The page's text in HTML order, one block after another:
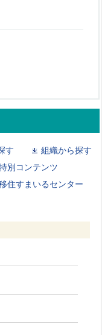
す
組織から探す
別コンテンツ
住すまいるセンター